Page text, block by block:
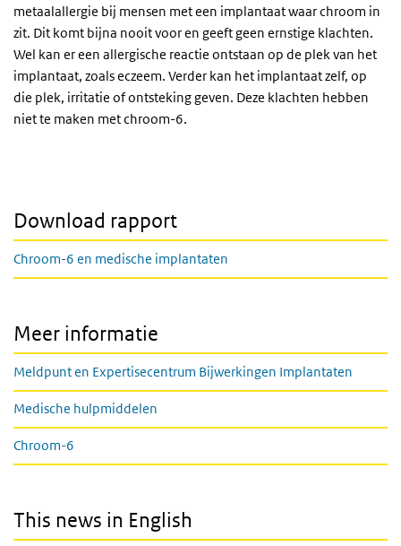
metaalallergie bij mensen met een implantaat waar chroom in
zit. Dit komt bijna nooit voor en geeft geen ernstige klachten.
Wel kan er een allergische reactie ontstaan op de plek van het
implantaat, zoals eczeem. Verder kan het implantaat zelf, op
die plek, irritatie of ontsteking geven. Deze klachten hebben
niet te maken met chroom-6.
Download rapport
Chroom-6 en medische implantaten
Meer informatie
Meldpunt en Expertisecentrum Bijwerkingen Implantaten
Medische hulpmiddelen
Chroom-6
This news in English